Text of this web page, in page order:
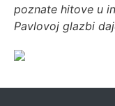
poznate hitove u
Pavlovoj glazbi